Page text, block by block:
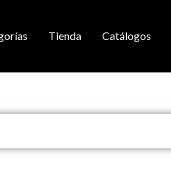
Tienda Catálogos